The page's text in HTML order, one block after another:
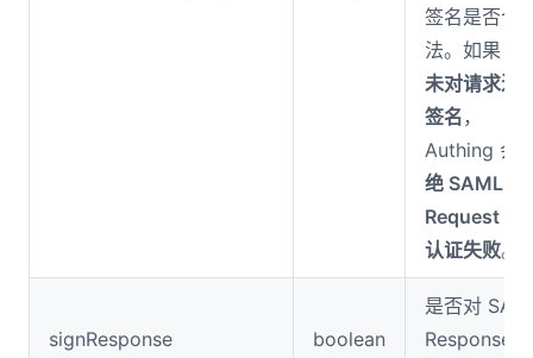
签名是否合
法。如果
未对请求进
签名，
Authing 会
绝 SAML
Request 导
认证失败。
signResponse boolean
是否对
Response